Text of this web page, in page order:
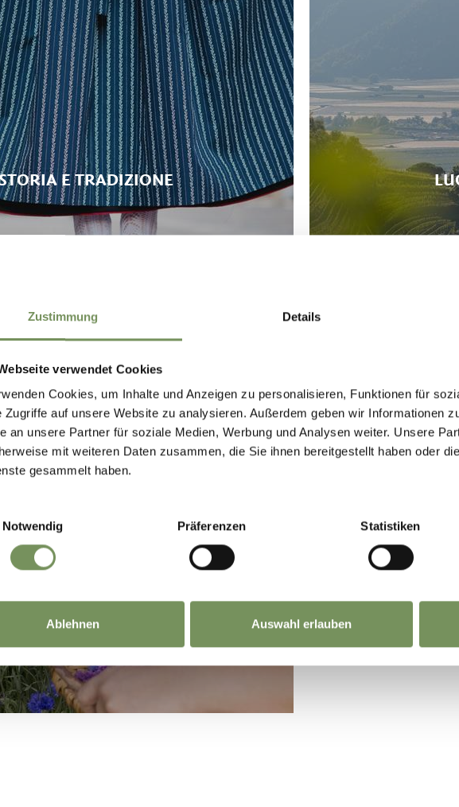
Zustimmung Details
verwendet Cookies
Cookies, um Inhalte und Anzeigen zu personalisieren, Funktionen für
Zugriffe auf unsere Website zu analysieren. Außerdem geben wir Informationen
an unsere Partner für soziale Medien, Werbung und Analysen weiter. Unsere
mit weiteren Daten zusammen, die Sie ihnen bereitgestellt haben oder
gesammelt haben.
Notwendig
Präferenzen Statistiken
Ablehnen Auswahl erlauben
E TRADIZIONE
NELLA NATURA